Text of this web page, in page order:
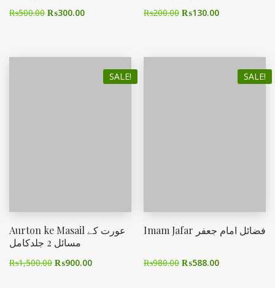
₨500.00 ₨300.00 ₨200.00 ₨130.00
SALE!
Aurton ke Masail عورت کے
مسائل 2 جلدکامل
₨1,500.00 ₨900.00
SALE!
Imam Jafar فضائل امام جعفر
₨980.00 ₨588.00